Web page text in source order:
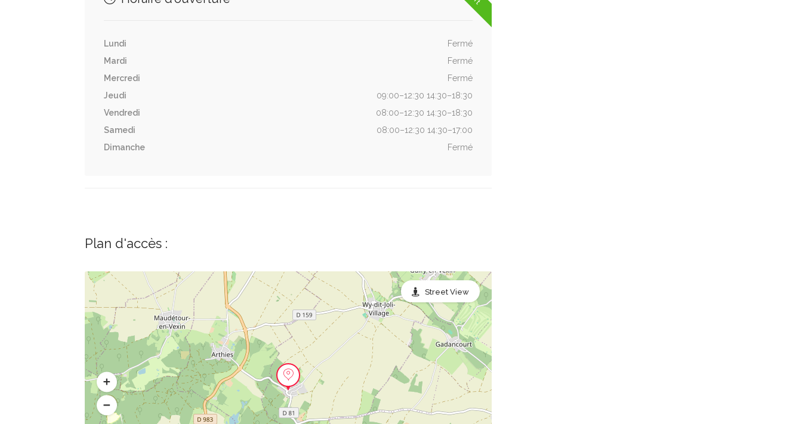
Lundi
Fermé
Mardi
Fermé
Mercredi
Fermé
Jeudi
09:00–12:30 14:30–18:30
Vendredi
08:00–12:30 14:30–18:30
Samedi
08:00–12:30 14:30–17:00
Dimanche
Fermé
Plan d'accès :
Street View